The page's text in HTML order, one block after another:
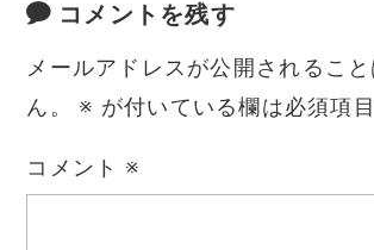
コメントを残す
メールアドレスが公開されるこ
ん。
※ が付いている欄は必須項
コメント ※